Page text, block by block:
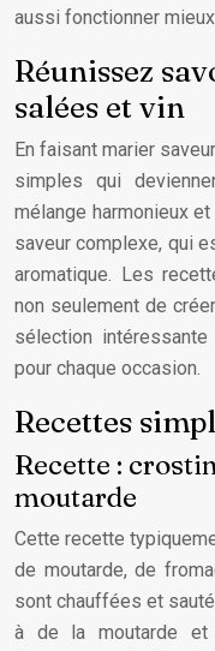
aussi fonctionner
Réunissez
salées et vin
En faisant marier
simples qui
mélange harmonieux
saveur complexe, qui
aromatique. Les
non seulement de
sélection
pour chaque occasion.
Recettes
Recette :
moutarde
Cette recette
de moutarde, de
sont chauffées et
à de la moutarde et